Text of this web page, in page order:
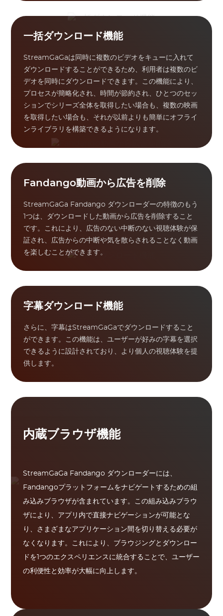
一括ダウンロード機能
StreamGaGaは同時に複数のビデオをキューに入れて
ダウンロードすることができるため、利用者は複数のビ
デオを同時にダウンロードできます。この機能により、
プロセスが簡略化され、時間が節約され、ひとつのセッ
ションでシリーズ全体を取得したい場合も、複数の映画
を取得したい場合も、それが以前よりも簡単にオフライ
ンライブラリを構築できるようになります。
Fandango動画から広告を削除
StreamGaGa Fandango ダウンローダーの特徴のもう
1つは、ダウンロードした動画から広告を削除すること
です。これにより、広告のない中断のない視聴体験が保
証され、広告からの中断や気を散らされることなく動画
を楽しむことができます。
字幕ダウンロード機能
さらに、字幕はStreamGaGaでダウンロードすること
ができます。この機能は、ユーザーが好みの字幕を選択
できるように設計されており、より個人の視聴体験を提
供します。
内蔵ブラウザ機能
StreamGaGa Fandango ダウンローダーには、
Fandangoプラットフォームをナビゲートするための組
み込みブラウザが含まれています。この組み込みブラウ
ザにより、アプリ内で直接ナビゲーションが可能とな
り、さまざまなアプリケーション間を切り替える必要が
なくなります。これにより、ブラウジングとダウンロー
ドを1つのエクスペリエンスに統合することで、ユーザー
の利便性と効率が大幅に向上します。